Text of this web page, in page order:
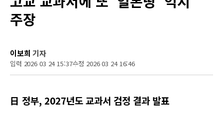
주장
이보희 기자
입력 2026 03 24 15:37수정 2026 03 24 16:46
日 정부, 2027년도 교과서 검정 결과 발표